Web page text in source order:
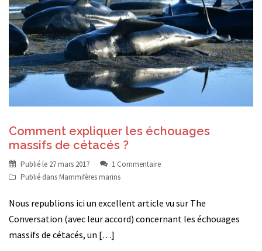
Comment expliquer les échouages
massifs de cétacés ?
Publié le 27 mars 2017
1 Commentaire
Publié dans Mammifères marins
Nous republions ici un excellent article vu sur The
Conversation (avec leur accord) concernant les échouages
massifs de cétacés, un […]